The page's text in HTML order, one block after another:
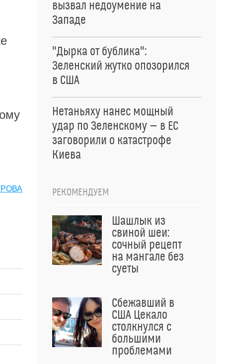
вызвал недоумение на
Западе
"Дырка от бублика":
Зеленский жутко опозорился
в США
Нетаньяху нанес мощный
удар по Зеленскому — в ЕС
заговорили о катастрофе
Киева
РЕКОМЕНДУЕМ
Шашлык из
свиной шеи:
сочный рецепт
на мангале без
суеты
Сбежавший в
США Цекало
столкнулся с
большими
проблемами